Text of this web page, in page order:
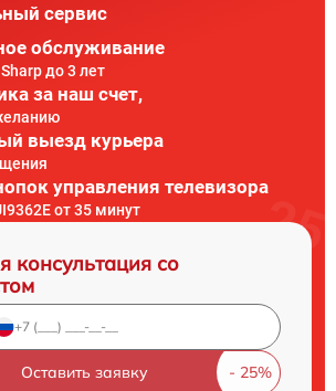
сервис
обслуживание
до 3 лет
за наш счет,
выезд курьера
управления телевизора
от 35 минут
консультация со
Оставить заявку